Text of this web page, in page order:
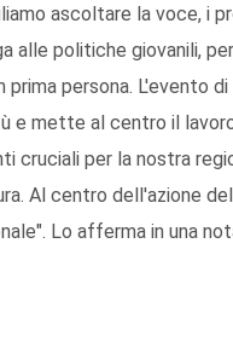
ascoltare la voce, i
alle politiche giovanili,
persona. L'evento
e mette al centro il
cruciali per la nostra
Al centro dell'azione
Lo afferma in una